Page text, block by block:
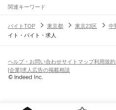
市区町村を追加・変更
東京都すべて
東京23区 すべて
江戸川区
八王子市立川市武蔵野市
小平市日野市
駅を追加・変更
JR山手線
大崎駅五反田駅目黒駅恵比寿駅
高田馬場駅
JR南武線
職種を追加・変更
飲食・フードサービスすべて
ホールスタッフキッチンスタッフ
パン屋（ベーカリー）
飲食店（
営業テレフォンアポインター（テレアポ）
人気
日払いOK高校生歓迎
雇用形態を追加・変更
関連キーワード
バイトTOP
東京都 東京23区 中
イト・バイト・求人
ヘルプ・お問い合わせサイトマップ利用規
[企業]求人広告の掲載相談